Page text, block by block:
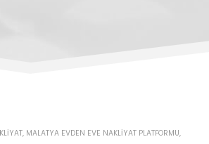
, MALATYA EVDEN EVE NAKLIYAT PLATFORMU,